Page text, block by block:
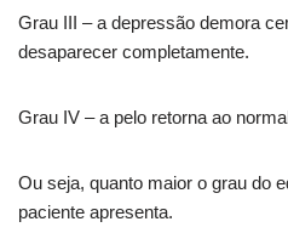
Grau III – a depressão demora
desaparecer completamente.
Grau IV – a pelo retorna ao
Ou seja, quanto maior o grau do
paciente apresenta.